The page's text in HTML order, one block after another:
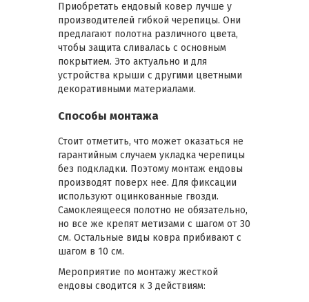
Приобретать ендовый ковер лучше у
производителей гибкой черепицы. Они
предлагают полотна различного цвета,
чтобы защита сливалась с основным
покрытием. Это актуально и для
устройства крыши с другими цветными
декоративными материалами.
Способы монтажа
Стоит отметить, что может оказаться не
гарантийным случаем укладка черепицы
без подкладки. Поэтому монтаж ендовы
производят поверх нее. Для фиксации
используют оцинкованные гвозди.
Самоклеящееся полотно не обязательно,
но все же крепят метизами с шагом от 30
см. Остальные виды ковра прибивают с
шагом в 10 см.
Мероприятие по монтажу жесткой
ендовы сводится к 3 действиям: